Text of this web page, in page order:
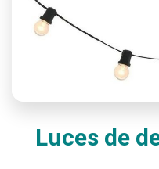
Luces de